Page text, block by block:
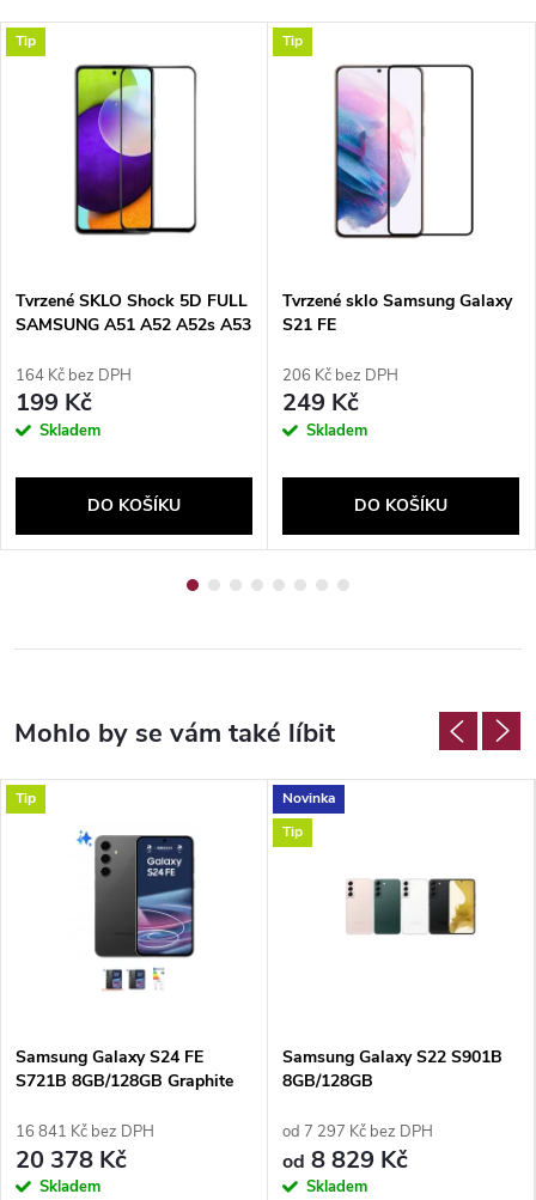
Tip
Tvrzené SKLO Shock 5D FULL
SAMSUNG A51 A52 A52s A53
164 Kč bez DPH
199 Kč
Skladem
DO KOŠÍKU
Tip
Tvrzené sklo Samsung Galaxy
S21 FE
206 Kč bez DPH
249 Kč
Skladem
DO KOŠÍKU
Tip
Samsung Galaxy S24 FE
S721B 8GB/128GB Graphite
16 841 Kč bez DPH
20 378 Kč
Skladem
Novinka
Tip
Samsung Galaxy S22 S901B
8GB/128GB
od 7 297 Kč bez DPH
od 8 829 Kč
Skladem